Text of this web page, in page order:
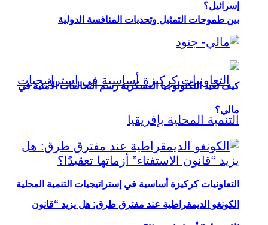
بين طموحات التمثيل وتحديات المنافسة الدولية
التعاونيات كركيزة أساسية في إستراتيجيات التنمية المحلية
إسرائيل؟
كيف تعيد التكنولوجيا العسكرية رسم التحالفات الأمنية في
مالي؟
الكونغو الديمقراطية عند مفترق طرق: هل يزيد “قانون